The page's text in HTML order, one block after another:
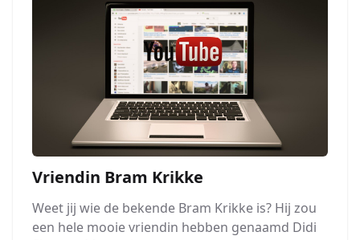
Vriendin Bram Krikke
Weet jij wie de bekende Bram Krikke is? Hij zou
een hele mooie vriendin hebben genaamd Didi